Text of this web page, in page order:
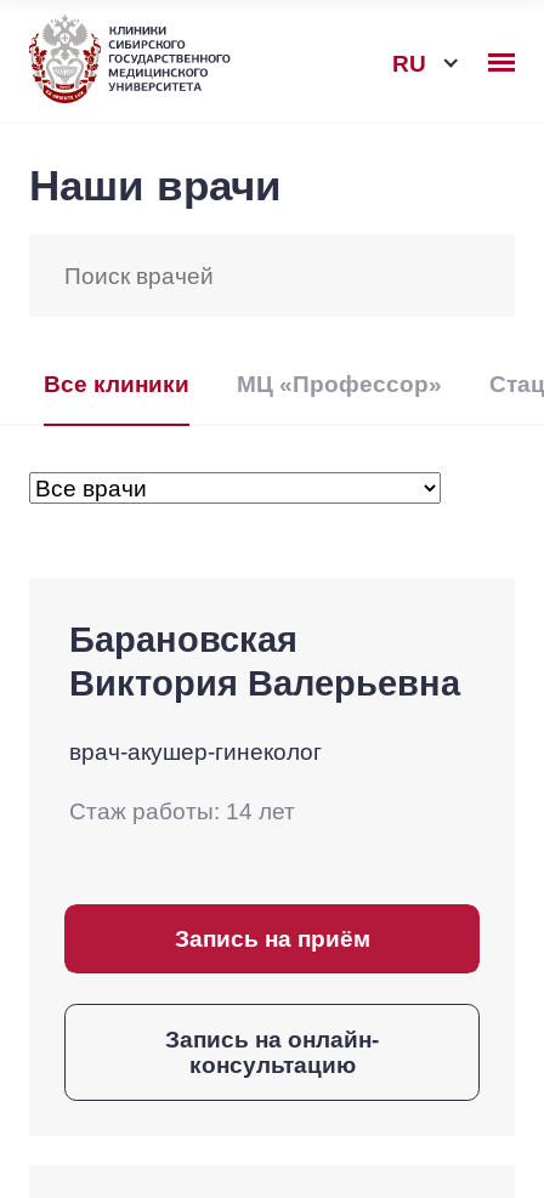
RU
Наши врачи
Все клиники МЦ «Профессор»
Барановская
Виктория Валерьевна
врач-акушер-гинеколог
Стаж работы: 14 лет
Запись на приём
Запись на онлайн-
консультацию